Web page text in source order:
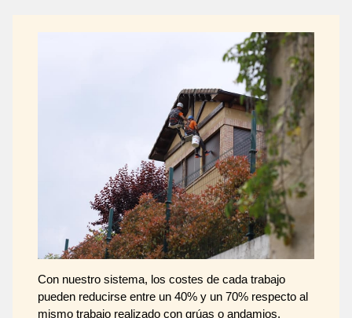
Con nuestro sistema, los costes de cada trabajo
pueden reducirse entre un 40% y un 70% respecto al
mismo trabajo realizado con grúas o andamios.